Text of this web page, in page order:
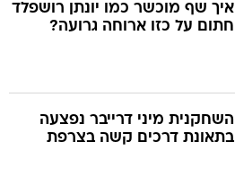
איך שף מוכשר כמו יונתן רושפלד
חתום על כזו ארוחה גרועה?
השחקנית מיני דרייבר נפצעה
בתאונת דרכים קשה בצרפת